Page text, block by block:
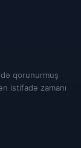
qorunurmuş
istifadə zamanı